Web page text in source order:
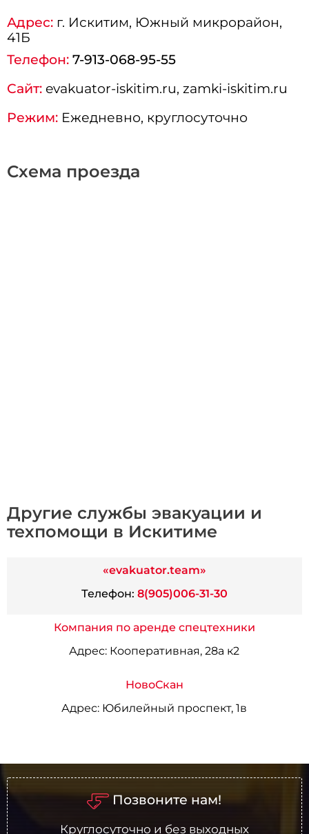
Схема проезда
Адрес: г. Искитим, Южный микрорайон,
41Б
Телефон: 7-913-068-95-55
Сайт: evakuator-iskitim.ru, zamki-iskitim.ru
Режим: Ежедневно, круглосуточно
Другие службы эвакуации и
техпомощи в Искитиме
«evakuator.team»
Телефон: 8(905)006-31-30
Компания по аренде спецтехники
Адрес: Кооперативная, 28а к2
НовоСкан
Адрес: Юбилейный проспект, 1в
Позвоните нам!
Круглосуточно и без выходных